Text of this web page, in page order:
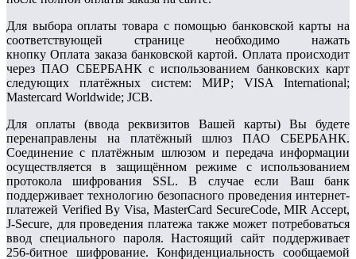
Для выбора оплаты товара с помощью банковской карты на
соответствующей странице необходимо нажать
кнопку Оплата заказа банковской картой. Оплата происходит
через ПАО СБЕРБАНК с использованием банковских карт
следующих платёжных систем: МИР; VISA International;
Mastercard Worldwide; JCB.
Для оплаты (ввода реквизитов Вашей карты) Вы будете
перенаправлены на платёжный шлюз ПАО СБЕРБАНК.
Соединение с платёжным шлюзом и передача информации
осуществляется в защищённом режиме с использованием
протокола шифрования SSL. В случае если Ваш банк
поддерживает технологию безопасного проведения интернет-
платежей Verified By Visa, MasterCard SecureCode, MIR Accept,
J-Secure, для проведения платежа также может потребоваться
ввод специального пароля. Настоящий сайт поддерживает
256-битное шифрование. Конфиденциальность сообщаемой